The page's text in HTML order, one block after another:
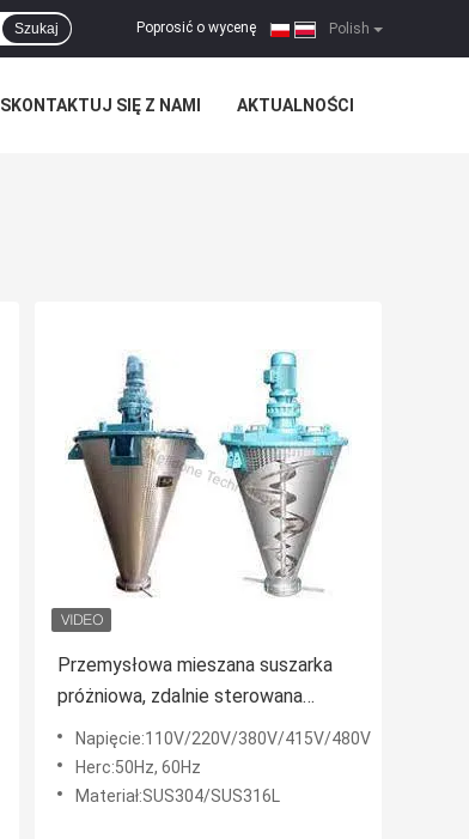
Polish
Poprosić o wycenę |
Szukaj
SKONTAKTUJ SIĘ Z NAMI AKTUALNOŚCI
Przemysłowa mieszana suszarka
próżniowa, zdalnie sterowana
suszarka próżniowa z obrotowym
stożkiem
Napięcie:110V/220V/380V/415V/480V
Herc:50Hz, 60Hz
Materiał:SUS304/SUS316L